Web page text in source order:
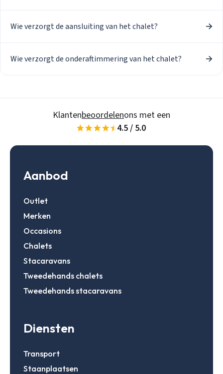
Wie verzorgt de aansluiting van het chalet?
Wie verzorgt de onderaftimmering van het chalet?
Klantenbeoordelenons met een
4.5 / 5.0
Aanbod
Outlet
Merken
Occasions
Chalets
Stacaravans
Tweedehands chalets
Tweedehands stacaravans
Diensten
Transport
Staanplaatsen
Inloggen
Email
Gegevens onthouden
Inloggen